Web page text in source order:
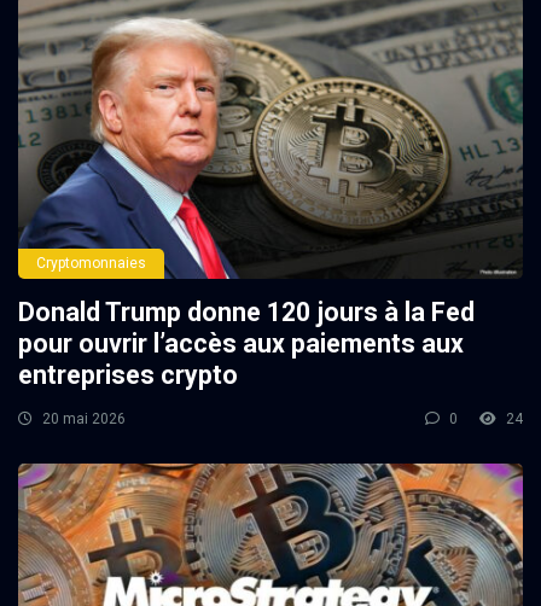
Cryptomonnaies
Donald Trump donne 120 jours à la Fed
pour ouvrir l’accès aux paiements aux
entreprises crypto
20 mai 2026 0 24